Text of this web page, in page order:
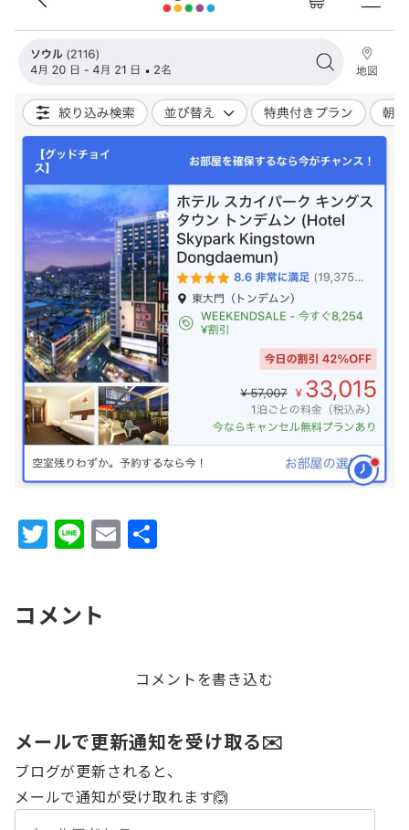
T
w
te
Li
n
E
m
コメント
コメントを書き込む
メールで更新通知を受け取る✉️
ブログが更新されると、
メールで通知が受け取れます🙆